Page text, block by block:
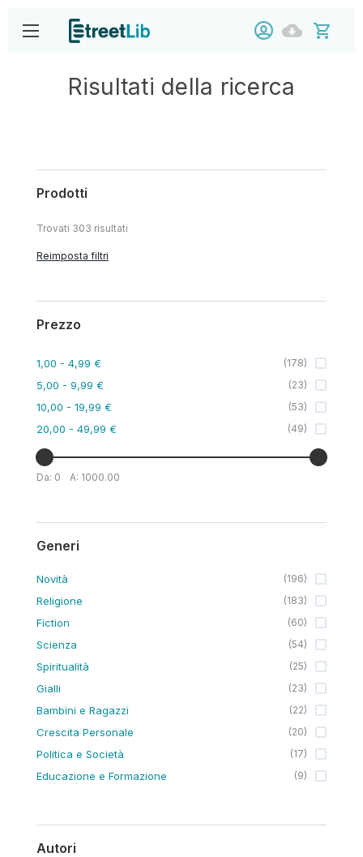
Risultati della ricerca
Prodotti
Trovati 303 risultati
Reimposta filtri
Prezzo
1,00 - 4,99 € (178)
5,00 - 9,99 € (23)
10,00 - 19,99 € (53)
20,00 - 49,99 € (49)
Da: 0 A: 1000.00
Generi
Novità (196)
Religione (183)
Fiction (60)
Scienza (54)
Spiritualità (25)
Gialli (23)
Bambini e Ragazzi (22)
Crescita Personale (20)
Politica e Società (17)
Educazione e Formazione (9)
Autori